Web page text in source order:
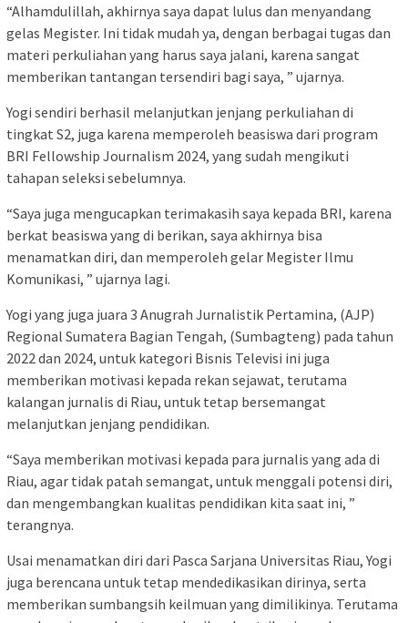
“Alhamdulillah, akhirnya saya dapat lulus dan menyandang
gelas Megister. Ini tidak mudah ya, dengan berbagai tugas dan
materi perkuliahan yang harus saya jalani, karena sangat
memberikan tantangan tersendiri bagi saya, ” ujarnya.
Yogi sendiri berhasil melanjutkan jenjang perkuliahan di
tingkat S2, juga karena memperoleh beasiswa dari program
BRI Fellowship Journalism 2024, yang sudah mengikuti
tahapan seleksi sebelumnya.
“Saya juga mengucapkan terimakasih saya kepada BRI, karena
berkat beasiswa yang di berikan, saya akhirnya bisa
menamatkan diri, dan memperoleh gelar Megister Ilmu
Komunikasi, ” ujarnya lagi.
Yogi yang juga juara 3 Anugrah Jurnalistik Pertamina, (AJP)
Regional Sumatera Bagian Tengah, (Sumbagteng) pada tahun
2022 dan 2024, untuk kategori Bisnis Televisi ini juga
memberikan motivasi kepada rekan sejawat, terutama
kalangan jurnalis di Riau, untuk tetap bersemangat
melanjutkan jenjang pendidikan.
“Saya memberikan motivasi kepada para jurnalis yang ada di
Riau, agar tidak patah semangat, untuk menggali potensi diri,
dan mengembangkan kualitas pendidikan kita saat ini, ”
terangnya.
Usai menamatkan diri dari Pasca Sarjana Universitas Riau, Yogi
juga berencana untuk tetap mendedikasikan dirinya, serta
memberikan sumbangsih keilmuan yang dimilikinya. Terutama